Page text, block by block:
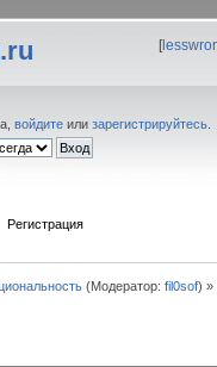
[
войдите или зарегистрируйтесь
Регистрация
(Модератор: fil0sof) »